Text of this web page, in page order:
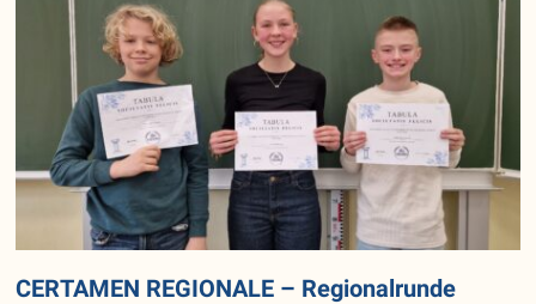
CERTAMEN REGIONALE – Regionalrunde